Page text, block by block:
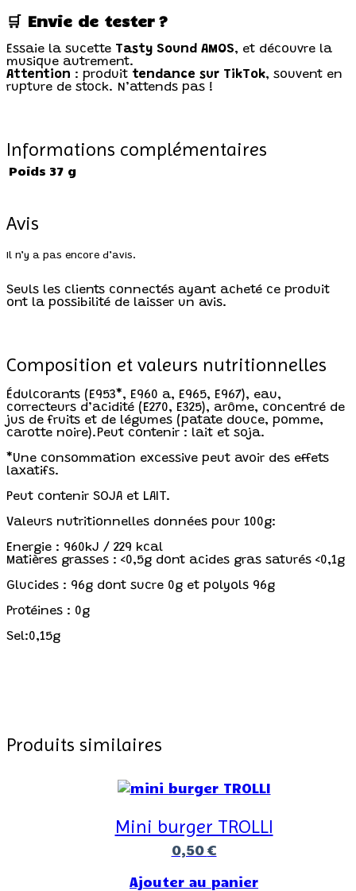
🛒 Envie de tester ?
Essaie la sucette Tasty Sound AMOS, et découvre la
musique autrement.
Attention : produit tendance sur TikTok, souvent en
rupture de stock. N’attends pas !
Informations complémentaires
Poids 37 g
Avis
Il n’y a pas encore d’avis.
Seuls les clients connectés ayant acheté ce produit
ont la possibilité de laisser un avis.
Composition et valeurs nutritionnelles
Édulcorants (E953*, E960 a, E965, E967), eau,
correcteurs d’acidité (E270, E325), arôme, concentré de
jus de fruits et de légumes (patate douce, pomme,
carotte noire).Peut contenir : lait et soja.
*Une consommation excessive peut avoir des effets
laxatifs.
Peut contenir SOJA et LAIT.
Valeurs nutritionnelles données pour 100g:
Energie : 960kJ / 229 kcal
Matières grasses : <0,5g dont acides gras saturés <0,1g
Glucides : 96g dont sucre 0g et polyols 96g
Protéines : 0g
Sel:0,15g
Produits similaires
Mini burger TROLLI
0,50 €
Ajouter au panier